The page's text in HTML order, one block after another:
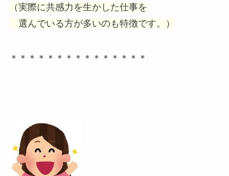
（実際に共感力を生かした仕事を
選んでいる方が多いのも特徴です。）
＊＊＊＊＊＊＊＊＊＊＊＊＊＊＊